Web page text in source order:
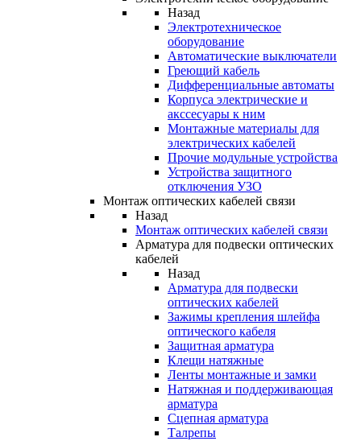
Назад
Электротехническое
оборудование
Автоматические выключатели
Греющий кабель
Дифференциальные автоматы
Корпуса электрические и
акссесуары к ним
Монтажные материалы для
электрических кабелей
Прочие модульные устройства
Устройства защитного
отключения УЗО
Монтаж оптических кабелей связи
Назад
Монтаж оптических кабелей связи
Арматура для подвески оптических
кабелей
Назад
Арматура для подвески
оптических кабелей
Зажимы крепления шлейфа
оптического кабеля
Защитная арматура
Клещи натяжные
Ленты монтажные и замки
Натяжная и поддерживающая
арматура
Сцепная арматура
Талрепы